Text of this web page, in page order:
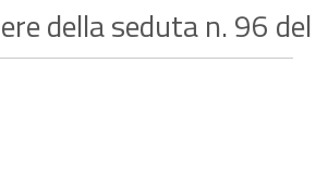
della seduta n. 96